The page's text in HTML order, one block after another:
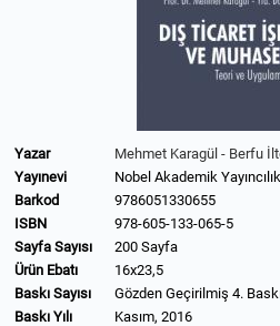
Yazar
Mehmet Karagül - Berfu
Yayınevi
Nobel Akademik Yayıncılık
Barkod
9786051330655
ISBN
978-605-133-065-5
Sayfa Sayısı
200 Sayfa
Ürün Ebatı
16x23,5
Baskı Sayısı
Gözden Geçirilmiş 4.
Baskı Yılı
Kasım, 2016